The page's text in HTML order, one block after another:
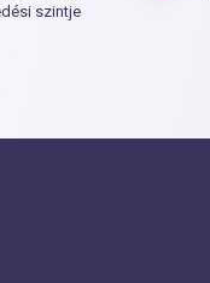
szintje